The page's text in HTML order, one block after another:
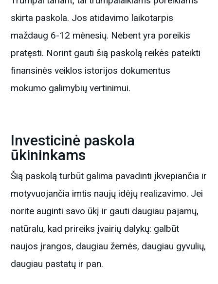
skirta paskola. Jos atidavimo laikotarpis
maždaug 6-12 mėnesių. Nebent yra poreikis
pratęsti. Norint gauti šią paskolą reikės pateikti
finansinės veiklos istorijos dokumentus
mokumo galimybių vertinimui.
Investicinė paskola
ūkininkams
Šią paskolą turbūt galima pavadinti įkvepiančia ir
motyvuojančia imtis naujų idėjų realizavimo. Jei
norite auginti savo ūkį ir gauti daugiau pajamų,
natūralu, kad prireiks įvairių dalykų: galbūt
naujos įrangos, daugiau žemės, daugiau gyvulių,
daugiau pastatų ir pan.